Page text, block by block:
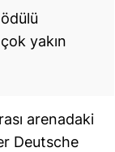
yakın
arenadaki
Deutsche